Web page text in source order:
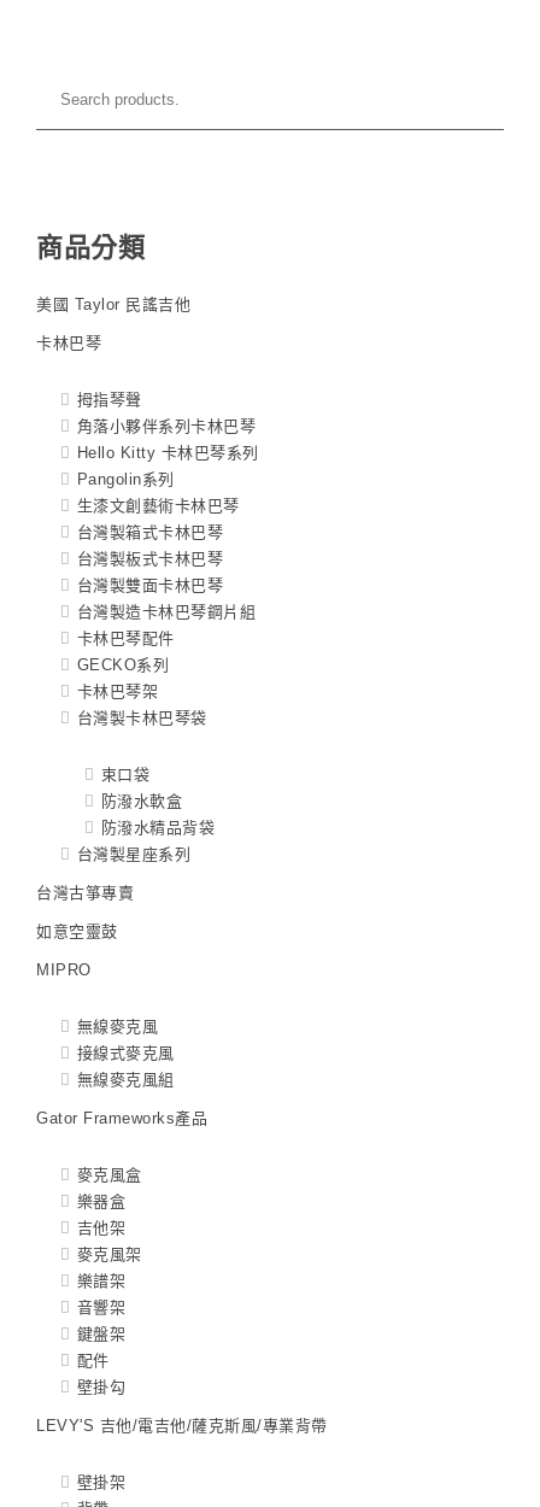
商品分類
美國 Taylor 民謠吉他
卡林巴琴
拇指琴聲
角落小夥伴系列卡林巴琴
Hello Kitty 卡林巴琴系列
Pangolin系列
生漆文創藝術卡林巴琴
台灣製箱式卡林巴琴
台灣製板式卡林巴琴
台灣製雙面卡林巴琴
台灣製造卡林巴琴鋼片組
卡林巴琴配件
GECKO系列
卡林巴琴架
台灣製卡林巴琴袋
束口袋
防潑水軟盒
防潑水精品背袋
台灣製星座系列
台灣古箏專賣
如意空靈鼓
MIPRO
無線麥克風
接線式麥克風
無線麥克風組
Gator Frameworks產品
麥克風盒
樂器盒
吉他架
麥克風架
樂譜架
音響架
鍵盤架
配件
壁掛勾
LEVY'S 吉他/電吉他/薩克斯風/專業背帶
壁掛架